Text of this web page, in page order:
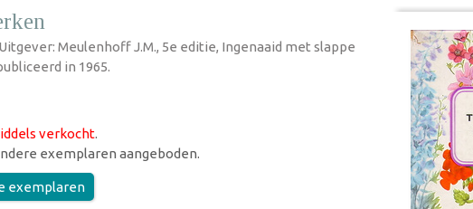
Meulenhoff J.M., 5e editie, Ingenaaid met slappe
in 1965.
verkocht.
exemplaren aangeboden.
exemplaren